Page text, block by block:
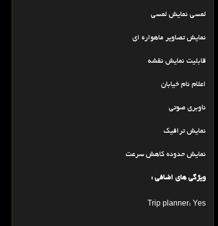
لمسی نمایش لمسی
نمایش تصاویر ماهواره ای
قابلیت نمایش نقشه
اعلام نام خیابان
ناوبری صوتی
نمایش ترافیک
نمایش حدوده کاهش سرعت
ویژگی های اضافی :
Trip planner: Yes